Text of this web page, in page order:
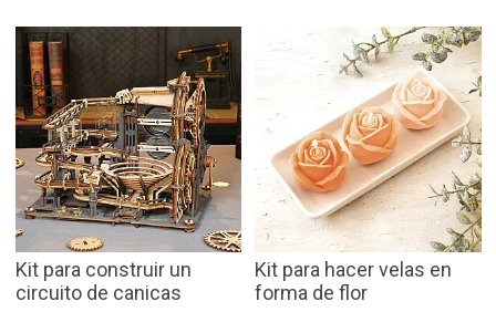
Kit para construir un
circuito de canicas
Kit para hacer velas en
forma de flor